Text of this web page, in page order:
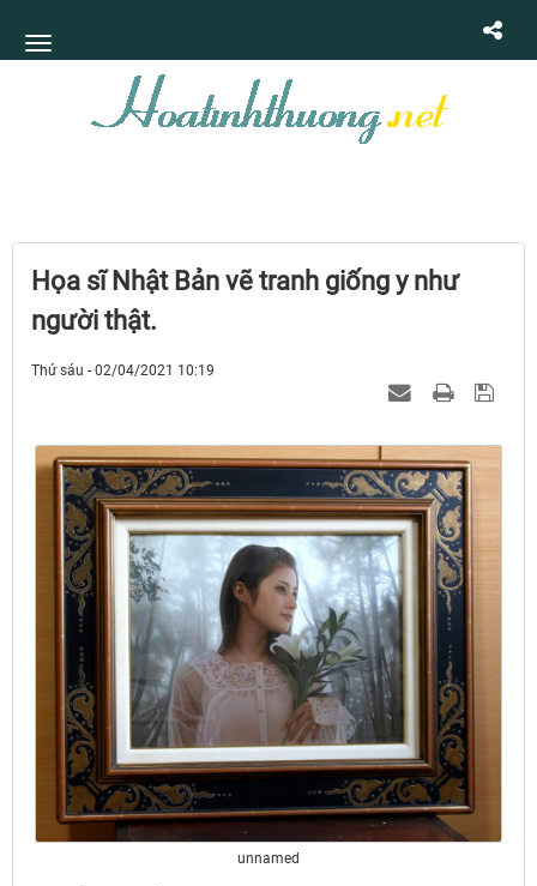
Họa sĩ Nhật Bản vẽ tranh giống y như
người thật.
Thứ sáu - 02/04/2021 10:19
unnamed